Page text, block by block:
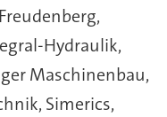
Hydraulik,
Maschinenbau,
Simerics,